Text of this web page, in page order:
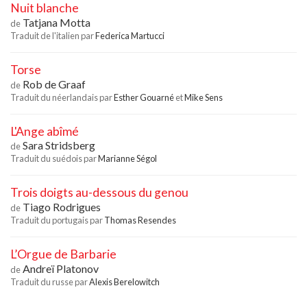
À L'AFFICHE
Nuit blanche
de Tatjana Motta
Traduit de l'italien parFederica Martucci
Torse
de Rob de Graaf
Traduit du néerlandais parEsther GouarnéetMike Sens
L'Ange abîmé
deSara Stridsberg
Traduit du suédois parMarianne Ségol
Trois doigts au-dessous du genou
de Tiago Rodrigues
Traduit du portugais parThomas Resendes
L’Orgue de Barbarie
deAndreï Platonov
Traduit du russe parAlexis Berelowitch